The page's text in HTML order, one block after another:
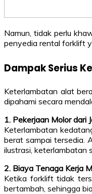
Namun, tidak perlu
penyedia rental forklift
Dampak Serius
Keterlambatan alat
dipahami secara
1. Pekerjaan Molor dari
Keterlambatan
berat sampai tersedia.
ilustrasi, keterlambatan
2. Biaya Tenaga Kerja
Ketika forklift tidak
bertambah, sehingga